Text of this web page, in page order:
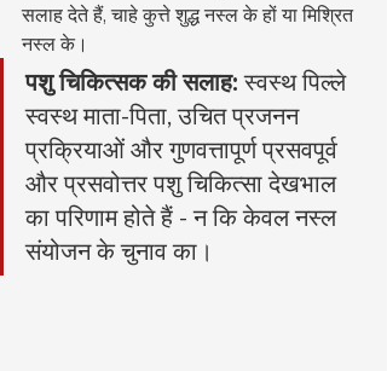
सलाह देते हैं, चाहे कुत्ते शुद्ध नस्ल के हों या मिश्रित
नस्ल के।
पशु चिकित्सक की सलाह: स्वस्थ पिल्ले
स्वस्थ माता-पिता, उचित प्रजनन
प्रक्रियाओं और गुणवत्तापूर्ण प्रसवपूर्व
और प्रसवोत्तर पशु चिकित्सा देखभाल
का परिणाम होते हैं - न कि केवल नस्ल
संयोजन के चुनाव का।